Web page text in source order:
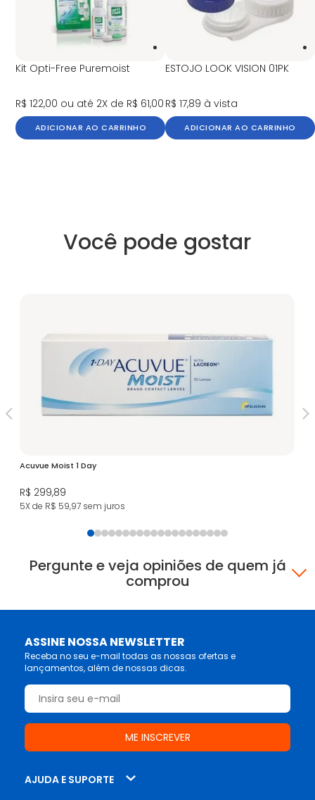
Kit Opti-Free Puremoist
R$ 122,00 ou até 2X de R$ 61,00
ADICIONAR AO CARRINHO
ESTOJO LOOK VISION 01PK
R$ 17,89 à vista
ADICIONAR AO CARRINHO
Você pode gostar
Acuvue Moist 1 Day
R$ 299,89
5X de R$ 59,97 sem juros
Pergunte e veja opiniões de quem já
comprou
ASSINE NOSSA NEWSLETTER
Receba no seu e-mail todas as nossas ofertas e
lançamentos, além de nossas dicas.
AJUDA E SUPORTE